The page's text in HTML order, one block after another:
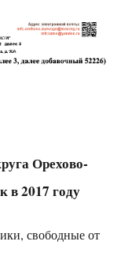
Орехово-
в 2017 году
свободные от